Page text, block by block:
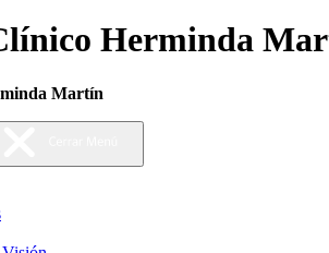
Herminda
Martín